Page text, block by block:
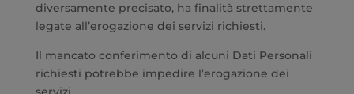
diversamente precisato, ha finalità strettamente
legate all’erogazione dei servizi richiesti.
Il mancato conferimento di alcuni Dati Personali
richiesti potrebbe impedire l’erogazione dei